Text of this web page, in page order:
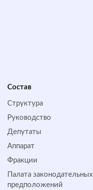
Состав
Структура
Руководство
Депутаты
Аппарат
Фракции
Палата законодательных
предположений